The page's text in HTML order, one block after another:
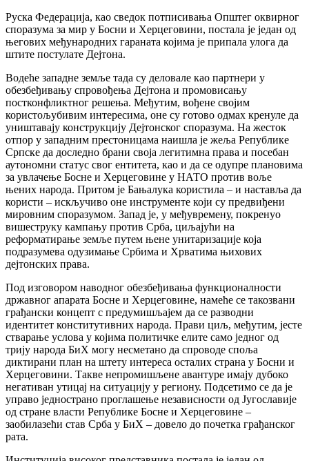
Руска Федерација, као сведок потписивања Општег оквирног
споразума за мир у Босни и Херцеговини, постала је један од
његових међународних гараната којима је припала улога да
штите постулате Дејтона.
Водеће западне земље тада су деловале као партнери у
обезбеђивању спровођења Дејтона и промовисању
постконфликтног решења. Међутим, вођене својим
користољубивим интересима, оне су готово одмах кренуле да
уништавају конструкцију Дејтонског споразума. На жесток
отпор у западним престоницама наишла је жеља Републике
Српске да доследно брани своја легитимна права и посебан
аутономни статус свог ентитета, као и да се одупре плановима
за увлачење Босне и Херцеговине у НАТО против воље
њених народа. Притом је Бањалука користила – и наставља да
користи – искључиво оне инструменте који су предвиђени
мировним споразумом. Запад је, у међувремену, покренуо
вишеструку кампању против Срба, циљајући на
реформатирање земље путем њене унитаризације која
подразумева одузимање Србима и Хрватима њихових
дејтонских права.
Под изговором наводног обезбеђивања функционалности
државног апарата Босне и Херцеговине, намеће се такозвани
грађански концепт с предумишљајем да се разводни
идентитет конститутивних народа. Прави циљ, међутим, јесте
стварање услова у којима политичке елите само једног од
трију народа БиХ могу несметано да спроводе споља
диктирани план на штету интереса осталих страна у Босни и
Херцеговини. Такве непромишљене авантуре имају дубоко
негативан утицај на ситуацију у региону. Подсетимо се да је
управо једнострано проглашење независности од Југославије
од стране власти Републике Босне и Херцеговине –
заобилазећи став Срба у БиХ – довело до почетка грађанског
рата.